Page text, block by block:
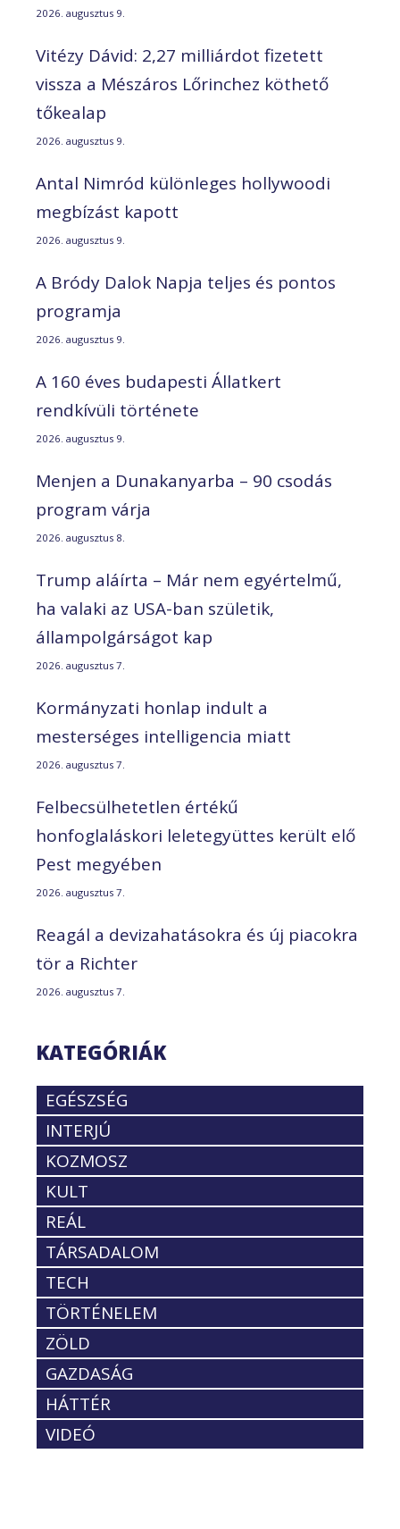
2026. augusztus 9.
Vitézy Dávid: 2,27 milliárdot fizetett
vissza a Mészáros Lőrinchez köthető
tőkealap
2026. augusztus 9.
Antal Nimród különleges hollywoodi
megbízást kapott
2026. augusztus 9.
A Bródy Dalok Napja teljes és pontos
programja
2026. augusztus 9.
A 160 éves budapesti Állatkert
rendkívüli története
2026. augusztus 9.
Menjen a Dunakanyarba – 90 csodás
program várja
2026. augusztus 8.
Trump aláírta – Már nem egyértelmű,
ha valaki az USA-ban születik,
állampolgárságot kap
2026. augusztus 7.
Kormányzati honlap indult a
mesterséges intelligencia miatt
2026. augusztus 7.
Felbecsülhetetlen értékű
honfoglaláskori leletegyüttes került elő
Pest megyében
2026. augusztus 7.
Reagál a devizahatásokra és új piacokra
tör a Richter
2026. augusztus 7.
KATEGÓRIÁK
EGÉSZSÉG
INTERJÚ
KOZMOSZ
KULT
REÁL
TÁRSADALOM
TECH
TÖRTÉNELEM
ZÖLD
GAZDASÁG
HÁTTÉR
VIDEÓ